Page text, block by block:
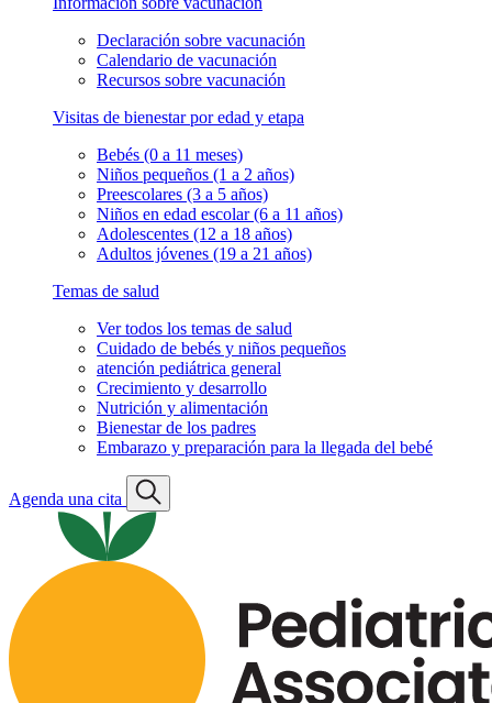
Declaración sobre vacunación
Calendario de vacunación
Recursos sobre vacunación
Visitas de bienestar por edad y etapa
Bebés (0 a 11 meses)
Niños pequeños (1 a 2 años)
Preescolares (3 a 5 años)
Niños en edad escolar (6 a 11 años)
Adolescentes (12 a 18 años)
Adultos jóvenes (19 a 21 años)
Temas de salud
Ver todos los temas de salud
Cuidado de bebés y niños pequeños
atención pediátrica general
Crecimiento y desarrollo
Nutrición y alimentación
Bienestar de los padres
Embarazo y preparación para la llegada del bebé
Agenda una cita